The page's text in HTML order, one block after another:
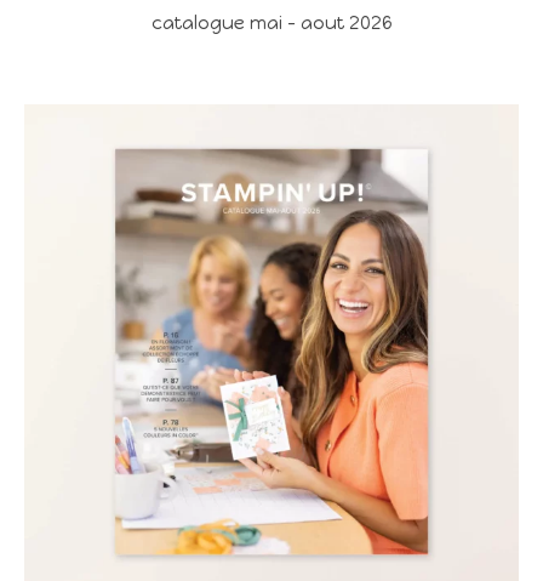
catalogue mai - aout 2026